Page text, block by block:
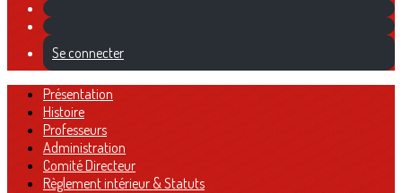
Se connecter
Présentation
Histoire
Professeurs
Administration
Comité Directeur
Règlement intérieur & Statuts